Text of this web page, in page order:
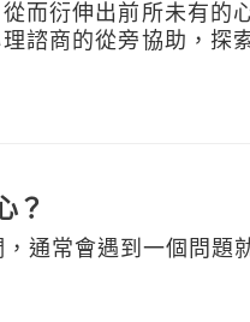
而衍伸出前所未有的
諮商的從旁協助，探
？
通常會遇到一個問題